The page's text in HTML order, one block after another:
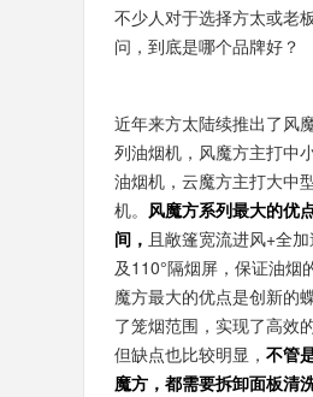
不少人对于选择方太或老
问，到底是哪个品牌好？
近年来方太陆续推出了风
列油烟机，风魔方主打中
油烟机，云魔方主打大中
机。 风魔方系列最大的优
间， 且敞篷宽流进风+全
及110°隔烟屏，保证油烟
魔方最大的优点是创新的
了笼烟范围，实现了高效
但缺点也比较明显， 不管
魔方，都需要拆卸面板清